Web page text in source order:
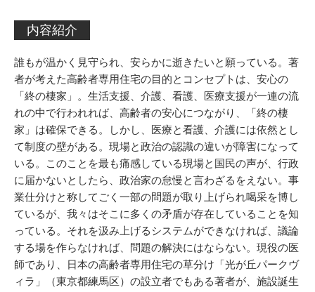
内容紹介
誰もが温かく見守られ、安らかに逝きたいと願っている。著
者が考えた高齢者専用住宅の目的とコンセプトは、安心の
「終の棲家」。生活支援、介護、看護、医療支援が一連の流
れの中で行われれば、高齢者の安心につながり、「終の棲
家」は確保できる。しかし、医療と看護、介護には依然とし
て制度の壁がある。現場と政治の認識の違いが障害になって
いる。このことを最も痛感している現場と国民の声が、行政
に届かないとしたら、政治家の怠慢と言わざるをえない。事
業仕分けと称してごく一部の問題が取り上げられ喝采を博し
ているが、我々はそこに多くの矛盾が存在していることを知
っている。それを汲み上げるシステムができなければ、議論
する場を作らなければ、問題の解決にはならない。現役の医
師であり、日本の高齢者専用住宅の草分け「光が丘パークヴ
ィラ」（東京都練馬区）の設立者でもある著者が、施設誕生